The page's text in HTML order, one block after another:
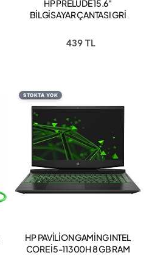
HP PRELUDE 15.6"
BİLGİSAYAR ÇANTASI GRİ
439 TL
STOKTA YOK
HP PAVİLİON GAMİNG INTEL
CORE İ5-11300H 8 GB RAM